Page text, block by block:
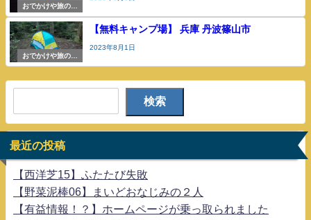
おでかけや旅の参
考
おでかけや旅の参
考
【無料キャンプ場】 兵庫 丹波篠山市
2023年8月1日
検索
最近の投稿
【西洋芝15】ふたたび失敗
【野菜泥棒06】まいどおなじみの２人
【有益情報！？】ホームページが乗っ取られました